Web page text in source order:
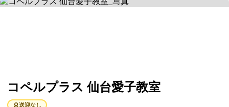
コペルプラス 仙台愛子教室
送迎なし